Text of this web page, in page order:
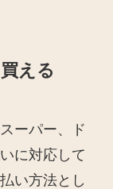
える
ーパー、ド
に対応して
い方法とし